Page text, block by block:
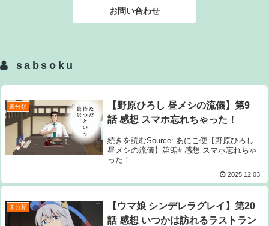
お問い合わせ
sabsoku
未分類
【野原ひろし 昼メシの流儀】第9
話 感想 スマホ忘れちゃった！
続きを読むSource: あにこ便【野原ひろし
昼メシの流儀】第9話 感想 スマホ忘れちゃ
った！
2025.12.03
未分類
【ウマ娘 シンデレラグレイ】第20
話 感想 いつかは訪れるラストラン